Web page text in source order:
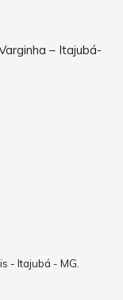
– Itajubá-
- Itajubá - MG.